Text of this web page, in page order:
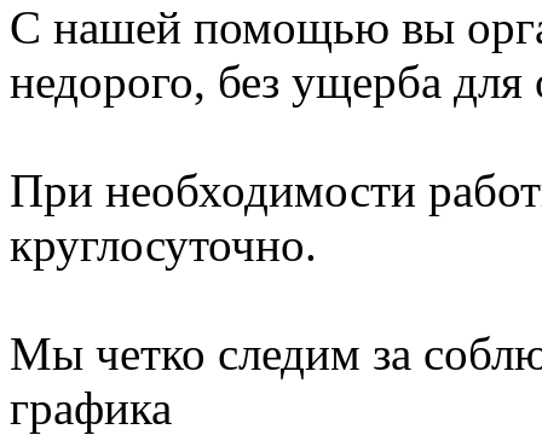
С нашей помощью вы
недорого, без ущерба
При необходимости
круглосуточно.
Мы четко следим за
графика